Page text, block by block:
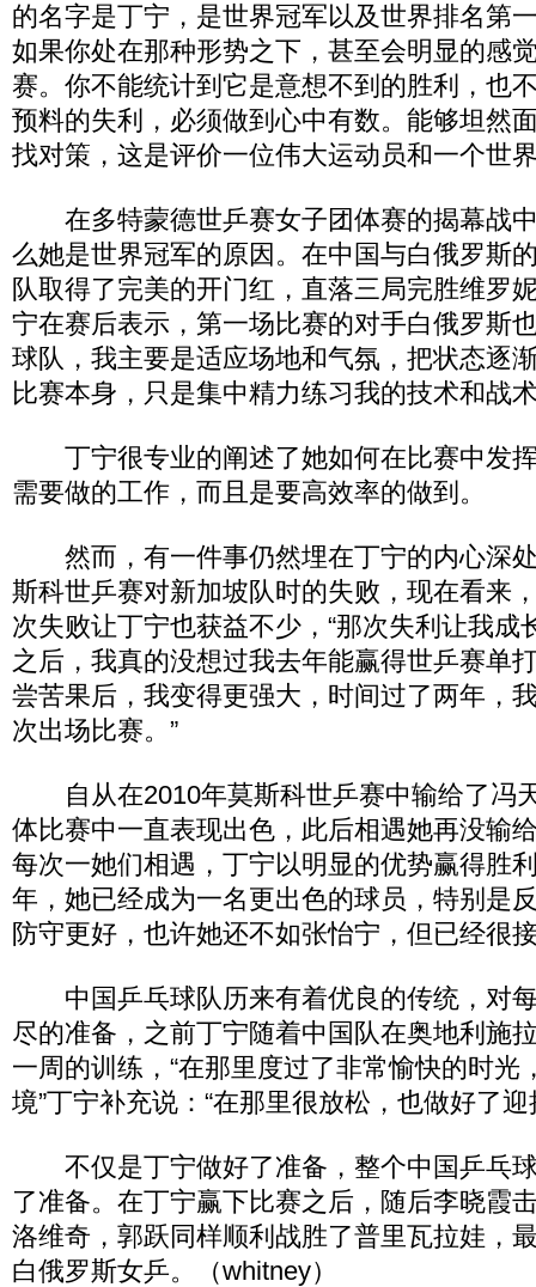
的名字是丁宁，是世界冠军以及世界排名第
如果你处在那种形势之下，甚至会明显的感
赛。你不能统计到它是意想不到的胜利，也
预料的失利，必须做到心中有数。能够坦然
找对策，这是评价一位伟大运动员和一个世
在多特蒙德世乒赛女子团体赛的揭幕战
么她是世界冠军的原因。在中国与白俄罗斯
队取得了完美的开门红，直落三局完胜维罗
宁在赛后表示，第一场比赛的对手白俄罗斯
球队，我主要是适应场地和气氛，把状态逐
比赛本身，只是集中精力练习我的技术和战
丁宁很专业的阐述了她如何在比赛中发
需要做的工作，而且是要高效率的做到。
然而，有一件事仍然埋在丁宁的内心深
斯科世乒赛对新加坡队时的失败，现在看来
次失败让丁宁也获益不少，“那次失利让我成
之后，我真的没想过我去年能赢得世乒赛单
尝苦果后，我变得更强大，时间过了两年，
次出场比赛。”
自从在2010年莫斯科世乒赛中输给了冯
体比赛中一直表现出色，此后相遇她再没输
每次一她们相遇，丁宁以明显的优势赢得胜
年，她已经成为一名更出色的球员，特别是
防守更好，也许她还不如张怡宁，但已经很
中国乒乓球队历来有着优良的传统，对
尽的准备，之前丁宁随着中国队在奥地利施
一周的训练，“在那里度过了非常愉快的时光
境”丁宁补充说：“在那里很放松，也做好了
不仅是丁宁做好了准备，整个中国乒乓
了准备。在丁宁赢下比赛之后，随后李晓霞
洛维奇，郭跃同样顺利战胜了普里瓦拉娃，
白俄罗斯女乒。（whitney）